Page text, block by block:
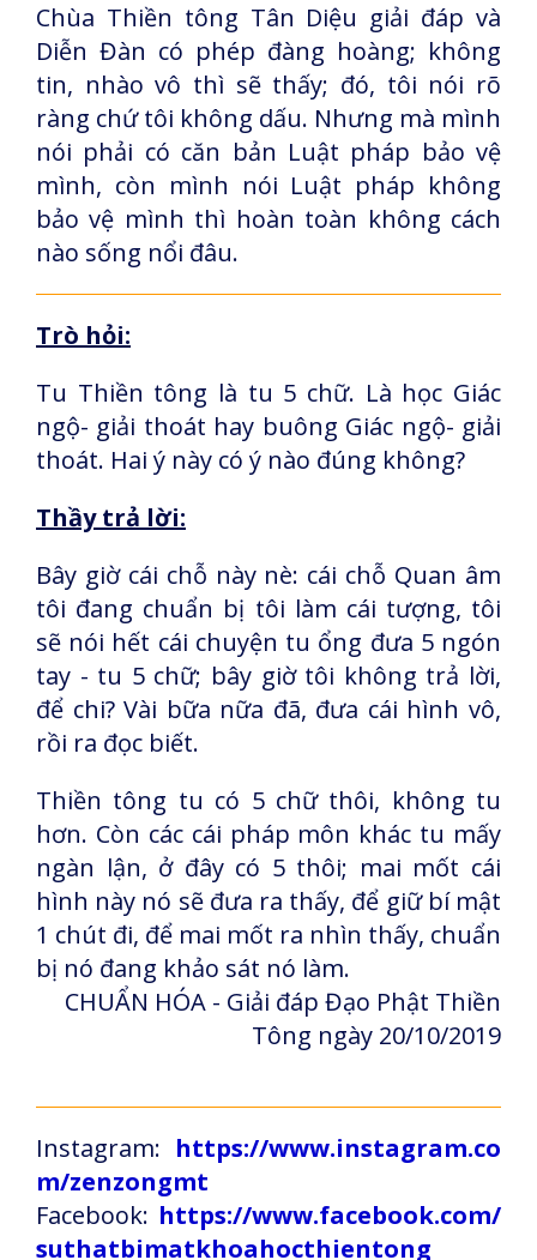
Chùa Thiền tông Tân Diệu giải đáp và
Diễn Đàn có phép đàng hoàng; không
tin, nhào vô thì sẽ thấy; đó, tôi nói rõ
ràng chứ tôi không dấu. Nhưng mà mình
nói phải có căn bản Luật pháp bảo vệ
mình, còn mình nói Luật pháp không
bảo vệ mình thì hoàn toàn không cách
nào sống nổi đâu.
Trò hỏi:
Tu Thiền tông là tu 5 chữ. Là học Giác
ngộ- giải thoát hay buông Giác ngộ- giải
thoát. Hai ý này có ý nào đúng không?
Thầy trả lời:
Bây giờ cái chỗ này nè: cái chỗ Quan âm
tôi đang chuẩn bị tôi làm cái tượng, tôi
sẽ nói hết cái chuyện tu ổng đưa 5 ngón
tay - tu 5 chữ; bây giờ tôi không trả lời,
để chi? Vài bữa nữa đã, đưa cái hình vô,
rồi ra đọc biết.
Thiền tông tu có 5 chữ thôi, không tu
hơn. Còn các cái pháp môn khác tu mấy
ngàn lận, ở đây có 5 thôi; mai mốt cái
hình này nó sẽ đưa ra thấy, để giữ bí mật
1 chút đi, để mai mốt ra nhìn thấy, chuẩn
bị nó đang khảo sát nó làm.
CHUẨN HÓA - Giải đáp Đạo Phật Thiền
Tông ngày 20/10/2019
Instagram: https://www.instagram.co
m/zenzongmt
Facebook: https://www.facebook.com/
suthatbimatkhoahocthientong